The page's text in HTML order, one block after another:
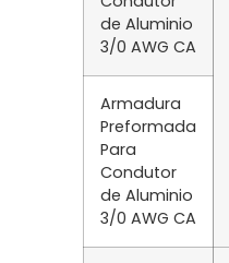
de Aluminio
3/0 AWG CA
Armadura
Preformada
Para
Condutor
de Aluminio
3/0 AWG CA